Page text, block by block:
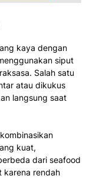
kaya dengan
siput
Salah satu
atau dikukus
langsung saat
kuat,
dari seafood
karena rendah